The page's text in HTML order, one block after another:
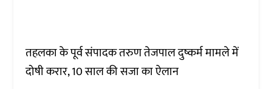
तहलका के पूर्व संपादक तरुण तेजपाल दुष्कर्म मामले में
दोषी करार, 10 साल की सजा का ऐलान